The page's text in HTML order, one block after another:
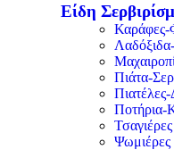
Είδη
Καράφες-
Πιάτα-
Πιατέλες-
Ποτήρια-
Τσαγιέρες
Ψωμιέρες